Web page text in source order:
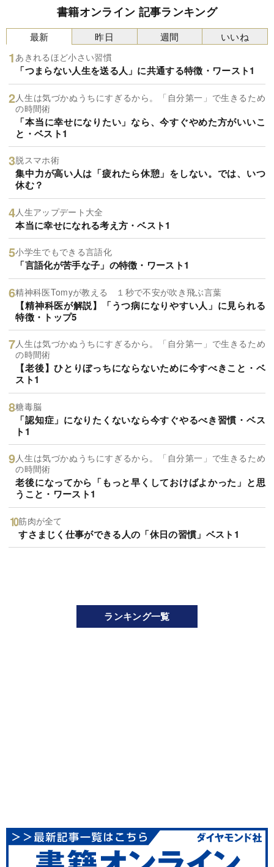
書籍オンライン 記事ランキング
最新
あきれるほど小さい習慣
「つまらない人生を送る人」に共通する特徴・ワースト1
人生は気づかぬうちにすぎるから。「自分第一」で生きるため
の時間術
「本当に幸せになりたい」なら、今すぐやめた方がいいこ
と・ベスト1
脱スマホ術
集中力が高い人は「疲れたら休憩」をしない。では、いつ
休む？
人生アップデート大全
本当に幸せになれる考え方・ベスト1
小学生でもできる言語化
「言語化が苦手な子」の特徴・ワースト1
精神科医Tomyが教える １秒で不安が吹き飛ぶ言葉
【精神科医が解説】「うつ病になりやすい人」に見られる
特徴・トップ5
人生は気づかぬうちにすぎるから。「自分第一」で生きるため
の時間術
【老後】ひとりぼっちにならないために今すべきこと・ベ
スト1
糖毒脳
「認知症」になりたくないなら今すぐやるべき習慣・ベス
ト1
人生は気づかぬうちにすぎるから。「自分第一」で生きるため
の時間術
老後になってから「もっと早くしておけばよかった」と思
うこと・ワースト1
筋肉が全て
すさまじく仕事ができる人の「休日の習慣」ベスト1
昨日 週間 いいね
ランキング一覧